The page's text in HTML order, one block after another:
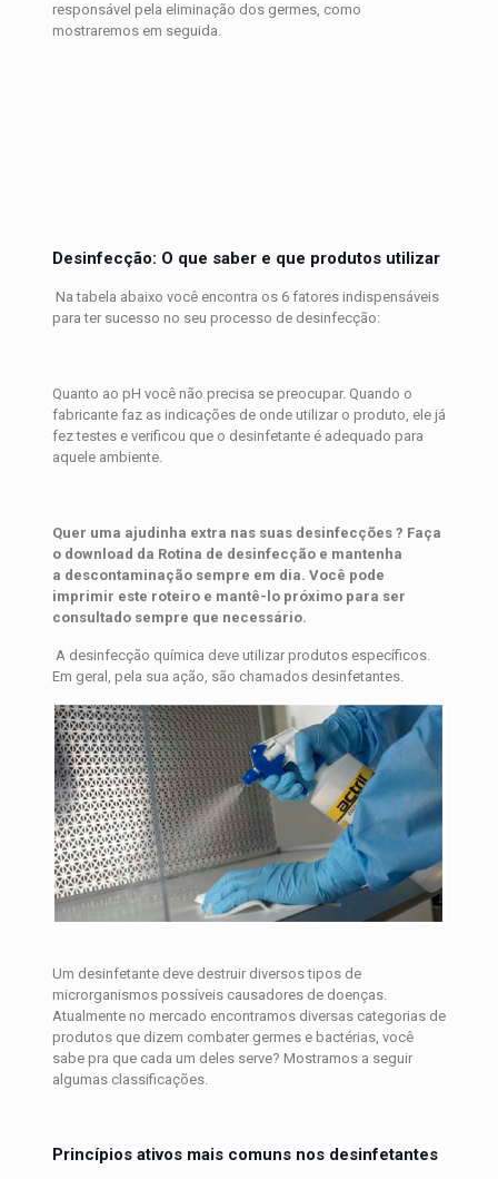
responsável pela eliminação dos germes, como
mostraremos em seguida.
Desinfecção: O que saber e que produtos utilizar
Na tabela abaixo você encontra os 6 fatores indispensáveis
para ter sucesso no seu processo de desinfecção:
Quanto ao pH você não precisa se preocupar. Quando o
fabricante faz as indicações de onde utilizar o produto, ele já
fez testes e verificou que o desinfetante é adequado para
aquele ambiente.
Quer uma ajudinha extra nas suas desinfecções ? Faça
o download da Rotina de desinfecção e mantenha
a descontaminação sempre em dia. Você pode
imprimir este roteiro e mantê-lo próximo para ser
consultado sempre que necessário.
A desinfecção química deve utilizar produtos específicos.
Em geral, pela sua ação, são chamados desinfetantes.
Um desinfetante deve destruir diversos tipos de
microrganismos possíveis causadores de doenças.
Atualmente no mercado encontramos diversas categorias de
produtos que dizem combater germes e bactérias, você
sabe pra que cada um deles serve? Mostramos a seguir
algumas classificações.
Princípios ativos mais comuns nos desinfetantes